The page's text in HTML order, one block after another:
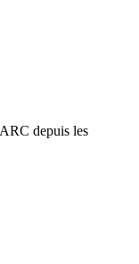
depuis les